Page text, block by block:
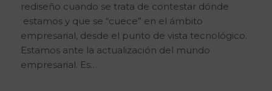
rediseño cuando se trata de contestar dónde
estamos y que se “cuece” en el ámbito
empresarial, desde el punto de vista tecnológico.
Estamos ante la actualización del mundo
empresarial. Es…